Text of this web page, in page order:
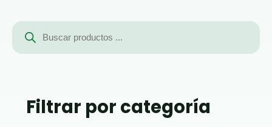
Búsqueda
productos
Filtrar por categoría